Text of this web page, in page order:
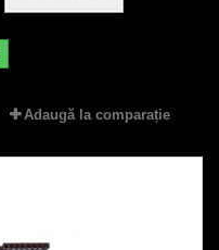
Adaugă la comparație